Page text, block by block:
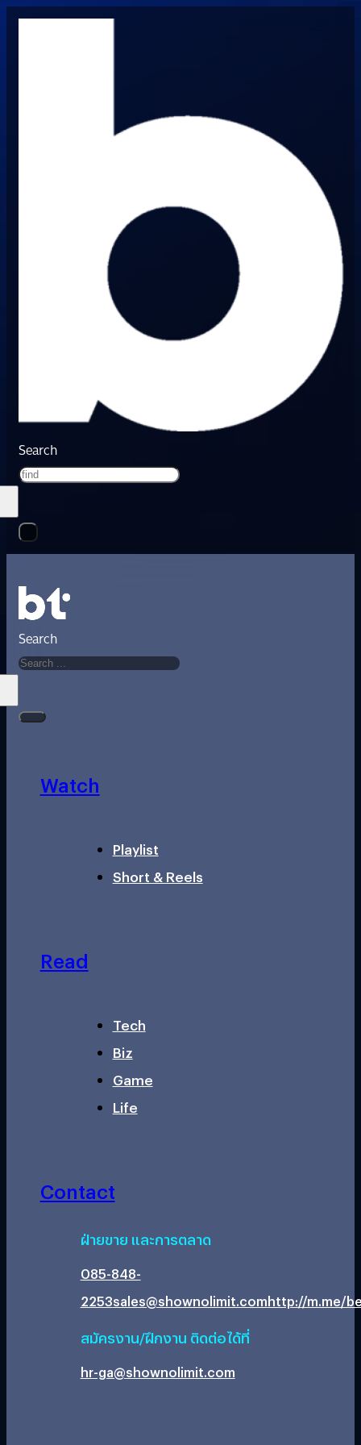
Search
Search
Watch
Playlist
Short & Reels
Read
Tech
Biz
Game
Life
Contact
ฝ่ายขาย และการตลาด
085-848-
2253sales@shownolimit.comhttp://m.me/
สมัครงาน/ฝึกงาน ติดต่อได้ที่
hr-ga@shownolimit.com